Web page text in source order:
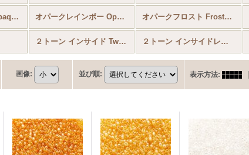
オパークラスター Opaque Colors Lustered オパークレインボー Opaque Colors Rainbow オパークフロスト Frosted Colors
２トーン インサイド Two Tone Inside Colors ２トーン インサイドレインボー Two Tone Inside Colors Rainbow
画像: 並び順: 表示方法: